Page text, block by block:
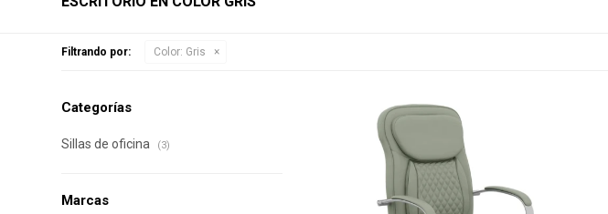
Filtrando por: Color: Gris
Categorías
Sillas de oficina (3)
Marcas